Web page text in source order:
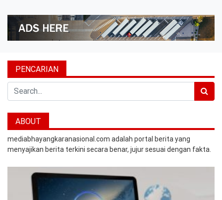
PENCARIAN
Search
ABOUT
mediabhayangkaranasional.com adalah portal berita yang
menyajikan berita terkini secara benar, jujur sesuai dengan fakta.